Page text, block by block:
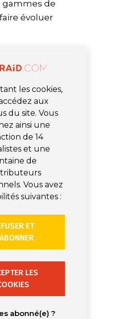
gammes de
évoluer
les cookies,
aux
du site. Vous
ainsi une
de 14
et une
de
Vous avez
suivantes :
ET
LES
abonné(e) ?